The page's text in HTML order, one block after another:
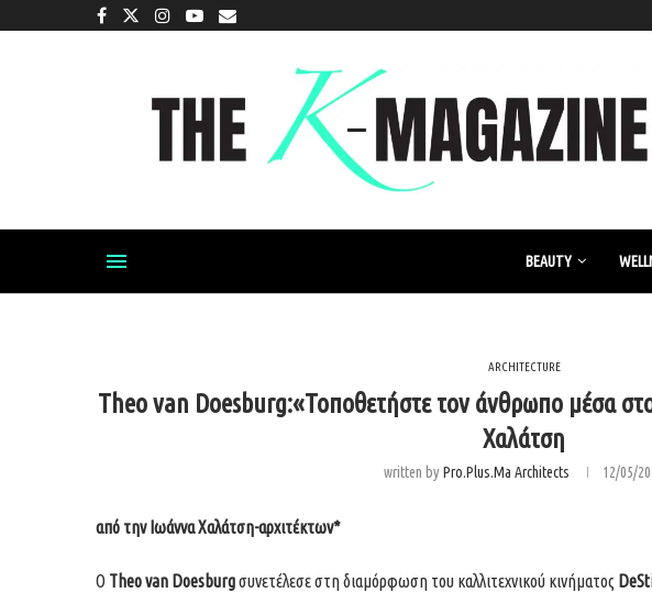
BEAUTY
ARCHITECTURE
Theo van Doesburg:«Τοποθετήστε τον άνθρωπο μέσα
Χαλάτση
written byPro.plus.ma Architects 12/05/
από την Ιωάννα Χαλάτση-αρχιτέκτων*
O Theo van Doesburgσυνετέλεσε στη διαμόρφωση του καλλιτεχνικού κινήματος